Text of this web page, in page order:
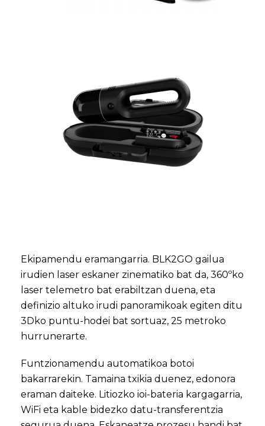
Ekipamendu eramangarria. BLK2GO gailua
irudien laser eskaner zinematiko bat da, 360ºko
laser telemetro bat erabiltzan duena, eta
definizio altuko irudi panoramikoak egiten ditu
3Dko puntu-hodei bat sortuaz, 25 metroko
hurrunerarte.
Funtzionamendu automatikoa botoi
bakarrarekin. Tamaina txikia duenez, edonora
eraman daiteke. Litiozko ioi-bateria kargagarria,
WiFi eta kable bidezko datu-transferentzia